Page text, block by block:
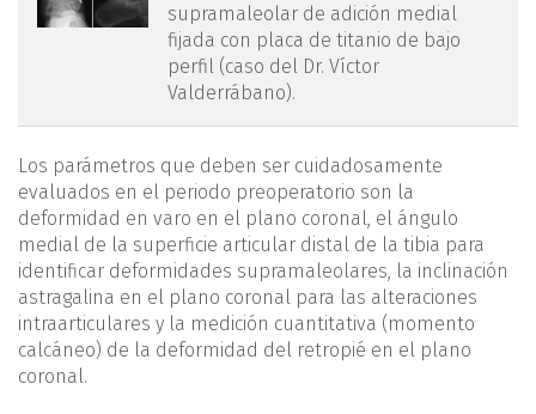
supramaleolar de adición medial
fijada con placa de titanio de bajo
perfil (caso del Dr. Víctor
Valderrábano).
Los parámetros que deben ser cuidadosamente
evaluados en el periodo preoperatorio son la
deformidad en varo en el plano coronal, el ángulo
medial de la superficie articular distal de la tibia para
identificar deformidades supramaleolares, la inclinación
astragalina en el plano coronal para las alteraciones
intraarticulares y la medición cuantitativa (momento
calcáneo) de la deformidad del retropié en el plano
coronal.